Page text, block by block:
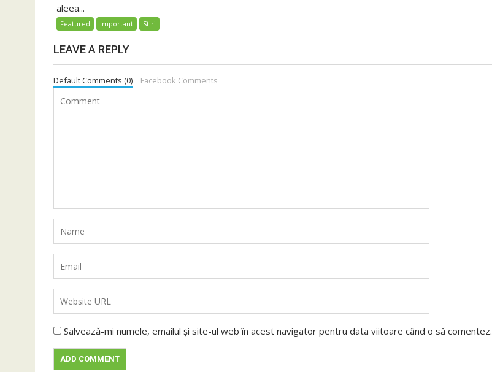
aleea...
Featured Important Stiri
LEAVE A REPLY
Default Comments (0) Facebook Comments
Salvează-mi numele, emailul și site-ul web în acest navigator pentru data viitoare când o să comentez.